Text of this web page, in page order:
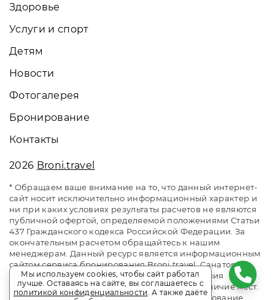
Здоровье
Услуги и спорт
Детям
Новости
Фотогалерея
Бронирование
Контакты
2026 Broni.travel
* Обращаем ваше внимание на то, что данный интернет-
сайт носит исключительно информационный характер и
ни при каких условиях результаты расчетов не являются
публичной офертой, определяемой положениями Статьи
437 Гражданского кодекса Российской Федерации. За
окончательным расчетом обращайтесь к нашим
менеджерам. Данный ресурс является информационным
сайтом сервиса бронирования Broni.travel. Санаторий
«Самшитовая роща». Сайт онлайн бронирования
номеров. Актуальные цены, прайс-листы и наличие мест.
Акции и спецпредложения. Выгодное бронирование.
Мы используем cookies, чтобы сайт работал
лучше. Оставаясь на сайте, вы соглашаетесь с
политикой конфиденциальности. А также даёте